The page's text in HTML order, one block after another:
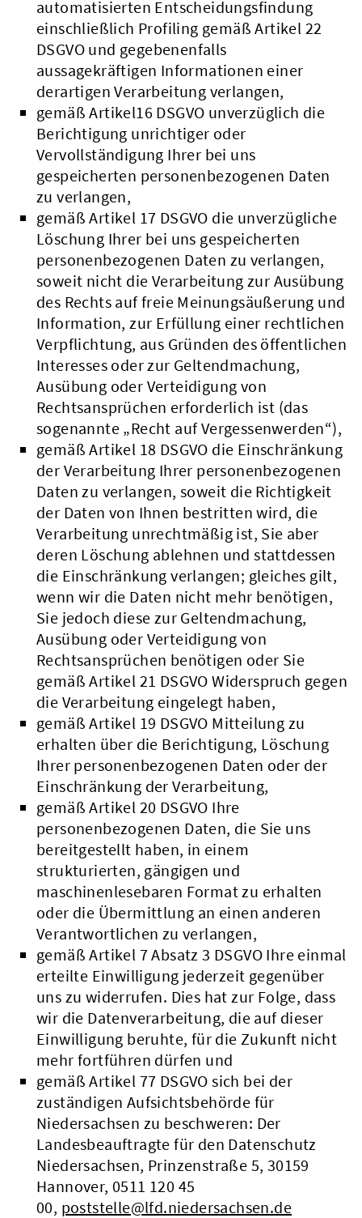
automatisierten Entscheidungsfindung
einschließlich Profiling gemäß Artikel 22
DSGVO und gegebenenfalls
aussagekräftigen Informationen einer
derartigen Verarbeitung verlangen,
gemäß Artikel16 DSGVO unverzüglich die
Berichtigung unrichtiger oder
Vervollständigung Ihrer bei uns
gespeicherten personenbezogenen Daten
zu verlangen,
gemäß Artikel 17 DSGVO die unverzügliche
Löschung Ihrer bei uns gespeicherten
personenbezogenen Daten zu verlangen,
soweit nicht die Verarbeitung zur Ausübung
des Rechts auf freie Meinungsäußerung und
Information, zur Erfüllung einer rechtlichen
Verpflichtung, aus Gründen des öffentlichen
Interesses oder zur Geltendmachung,
Ausübung oder Verteidigung von
Rechtsansprüchen erforderlich ist (das
sogenannte „Recht auf Vergessenwerden“),
gemäß Artikel 18 DSGVO die Einschränkung
der Verarbeitung Ihrer personenbezogenen
Daten zu verlangen, soweit die Richtigkeit
der Daten von Ihnen bestritten wird, die
Verarbeitung unrechtmäßig ist, Sie aber
deren Löschung ablehnen und stattdessen
die Einschränkung verlangen; gleiches gilt,
wenn wir die Daten nicht mehr benötigen,
Sie jedoch diese zur Geltendmachung,
Ausübung oder Verteidigung von
Rechtsansprüchen benötigen oder Sie
gemäß Artikel 21 DSGVO Widerspruch gegen
die Verarbeitung eingelegt haben,
gemäß Artikel 19 DSGVO Mitteilung zu
erhalten über die Berichtigung, Löschung
Ihrer personenbezogenen Daten oder der
Einschränkung der Verarbeitung,
gemäß Artikel 20 DSGVO Ihre
personenbezogenen Daten, die Sie uns
bereitgestellt haben, in einem
strukturierten, gängigen und
maschinenlesebaren Format zu erhalten
oder die Übermittlung an einen anderen
Verantwortlichen zu verlangen,
gemäß Artikel 7 Absatz 3 DSGVO Ihre einmal
erteilte Einwilligung jederzeit gegenüber
uns zu widerrufen. Dies hat zur Folge, dass
wir die Datenverarbeitung, die auf dieser
Einwilligung beruhte, für die Zukunft nicht
mehr fortführen dürfen und
gemäß Artikel 77 DSGVO sich bei der
zuständigen Aufsichtsbehörde für
Niedersachsen zu beschweren: Der
Landesbeauftragte für den Datenschutz
Niedersachsen, Prinzenstraße 5, 30159
Hannover, 0511 120 45
00, poststelle@lfd.niedersachsen.de